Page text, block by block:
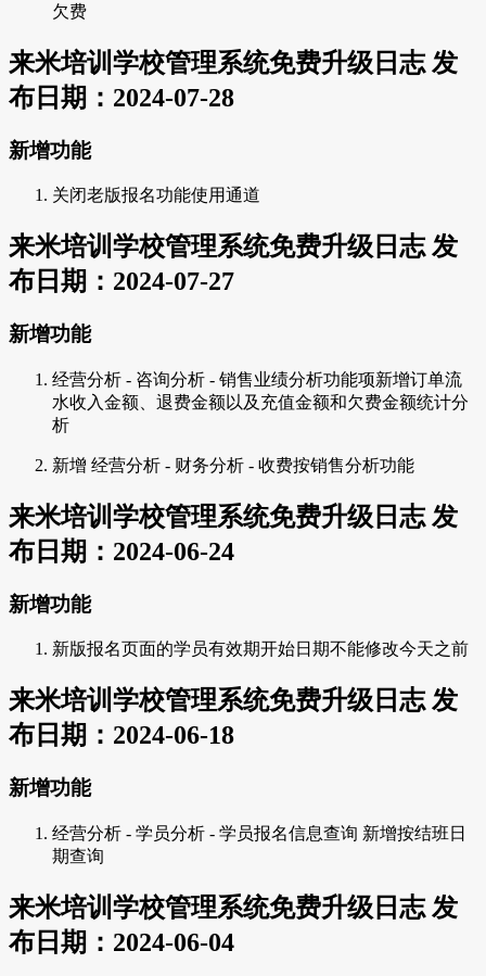
欠费
来米培训学校管理系统免费升级日志 发
布日期：2024-07-28
新增功能
关闭老版报名功能使用通道
来米培训学校管理系统免费升级日志 发
布日期：2024-07-27
新增功能
经营分析 - 咨询分析 - 销售业绩分析功能项新增订单流
水收入金额、退费金额以及充值金额和欠费金额统计分
析
新增 经营分析 - 财务分析 - 收费按销售分析功能
来米培训学校管理系统免费升级日志 发
布日期：2024-06-24
新增功能
新版报名页面的学员有效期开始日期不能修改今天之前
来米培训学校管理系统免费升级日志 发
布日期：2024-06-18
新增功能
经营分析 - 学员分析 - 学员报名信息查询 新增按结班日
期查询
来米培训学校管理系统免费升级日志 发
布日期：2024-06-04